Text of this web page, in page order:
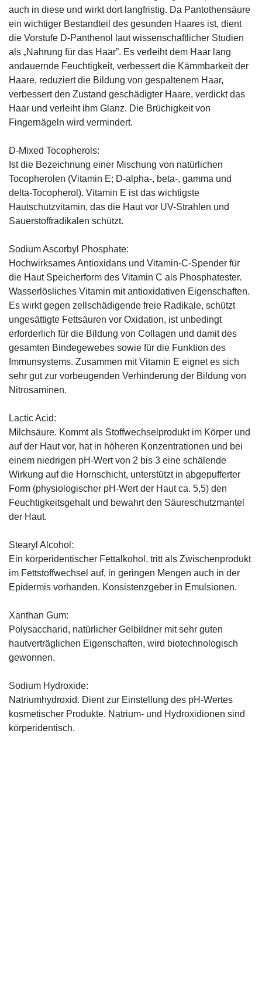
auch in diese und wirkt dort langfristig. Da Pantothensäure
ein wichtiger Bestandteil des gesunden Haares ist, dient
die Vorstufe D-Panthenol laut wissenschaftlicher Studien
als „Nahrung für das Haar”. Es verleiht dem Haar lang
andauernde Feuchtigkeit, verbessert die Kämmbarkeit der
Haare, reduziert die Bildung von gespaltenem Haar,
verbessert den Zustand geschädigter Haare, verdickt das
Haar und verleiht ihm Glanz. Die Brüchigkeit von
Fingernägeln wird vermindert.
D-Mixed Tocopherols:
Ist die Bezeichnung einer Mischung von natürlichen
Tocopherolen (Vitamin E; D-alpha-, beta-, gamma und
delta-Tocopherol). Vitamin E ist das wichtigste
Hautschutzvitamin, das die Haut vor UV-Strahlen und
Sauerstoffradikalen schützt.
Sodium Ascorbyl Phosphate:
Hochwirksames Antioxidans und Vitamin-C-Spender für
die Haut Speicherform des Vitamin C als Phosphatester.
Wasserlösliches Vitamin mit antioxidativen Eigenschaften.
Es wirkt gegen zellschädigende freie Radikale, schützt
ungesättigte Fettsäuren vor Oxidation, ist unbedingt
erforderlich für die Bildung von Collagen und damit des
gesamten Bindegewebes sowie für die Funktion des
Immunsystems. Zusammen mit Vitamin E eignet es sich
sehr gut zur vorbeugenden Verhinderung der Bildung von
Nitrosaminen.
Lactic Acid:
Milchsäure. Kommt als Stoffwechselprodukt im Körper und
auf der Haut vor, hat in höheren Konzentrationen und bei
einem niedrigen pH-Wert von 2 bis 3 eine schälende
Wirkung auf die Hornschicht, unterstützt in abgepufferter
Form (physiologischer pH-Wert der Haut ca. 5,5) den
Feuchtigkeitsgehalt und bewahrt den Säureschutzmantel
der Haut.
Stearyl Alcohol:
Ein körperidentischer Fettalkohol, tritt als Zwischenprodukt
im Fettstoffwechsel auf, in geringen Mengen auch in der
Epidermis vorhanden. Konsistenzgeber in Emulsionen.
Xanthan Gum:
Polysaccharid, natürlicher Gelbildner mit sehr guten
hautverträglichen Eigenschaften, wird biotechnologisch
gewonnen.
Sodium Hydroxide:
Natriumhydroxid. Dient zur Einstellung des pH-Wertes
kosmetischer Produkte. Natrium- und Hydroxidionen sind
körperidentisch.